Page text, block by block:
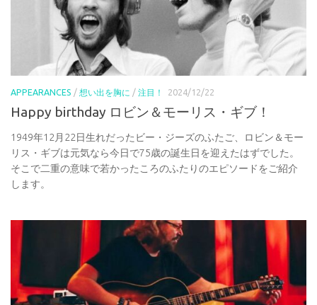
APPEARANCES / 想い出を胸に / 注目！ 2024/12/22
Happy birthday ロビン＆モーリス・ギブ！
1949年12月22日生れだったビー・ジーズのふたご、ロビン＆モー
リス・ギブは元気なら今日で75歳の誕生日を迎えたはずでした。
そこで二重の意味で若かったころのふたりのエピソードをご紹介
します。